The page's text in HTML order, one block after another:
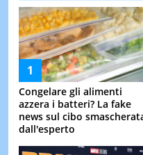
Congelare gli alimenti
azzera i batteri? La fake
news sul cibo
dall'esperto